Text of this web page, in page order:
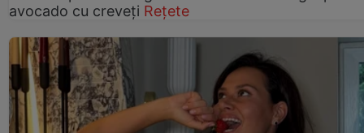
avocado cu creveți Rețete